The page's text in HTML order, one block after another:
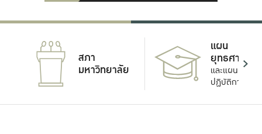
สภา
มหาวิทยาลัย
แผน
ยุทธศาสตร์
และแผน
ปฏิบัติการ